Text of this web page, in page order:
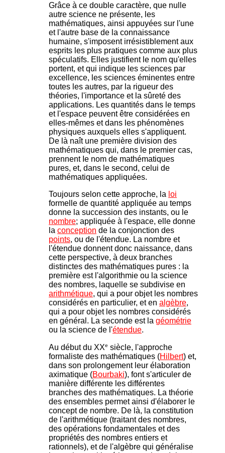
Grâce à ce double caractère, que nulle
autre science ne présente, les
mathématiques, ainsi appuyées sur l'une
et l'autre base de la connaissance
humaine, s'imposent irrésistiblement aux
esprits les plus pratiques comme aux plus
spéculatifs. Elles justifient le nom qu'elles
portent, et qui indique les sciences par
excellence, les sciences éminentes entre
toutes les autres, par la rigueur des
théories, l'importance et la sûreté des
applications. Les quantités dans le temps
et l'espace peuvent être considérées en
elles-mêmes et dans les phénomènes
physiques auxquels elles s'appliquent.
De là naît une première division des
mathématiques qui, dans le premier cas,
prennent Ie nom de mathématiques
pures, et, dans le second, celui de
mathématiques appliquées.
Toujours selon cette approche, la loi
formelle de quantité appliquée au temps
donne la succession des instants, ou le
nombre; appliquée à l'espace, elle donne
la conception de la conjonction des
points, ou de l'étendue. La nombre et
l'étendue donnent donc naissance, dans
cette perspective, à deux branches
distinctes des mathématiques pures : la
première est l'algorithmie ou la science
des nombres, laquelle se subdivise en
arithmétique, qui a pour objet les nombres
considérés en particulier, et en algèbre,
qui a pour objet les nombres considérés
en général. La seconde est la géométrie
ou la science de l'étendue.
Au début du XXe siècle, l'approche
formaliste des mathématiques (Hilbert) et,
dans son prolongement leur élaboration
aximatique (Bourbaki), font s'articuler de
manière différente les différentes
branches des mathématiques. La théorie
des ensembles permet ainsi d'élaborer le
concept de nombre. De là, la constitution
de l'arithmétique (traitant des nombres,
des opérations fondamentales et des
propriétés des nombres entiers et
rationnels), et de l'algèbre qui généralise